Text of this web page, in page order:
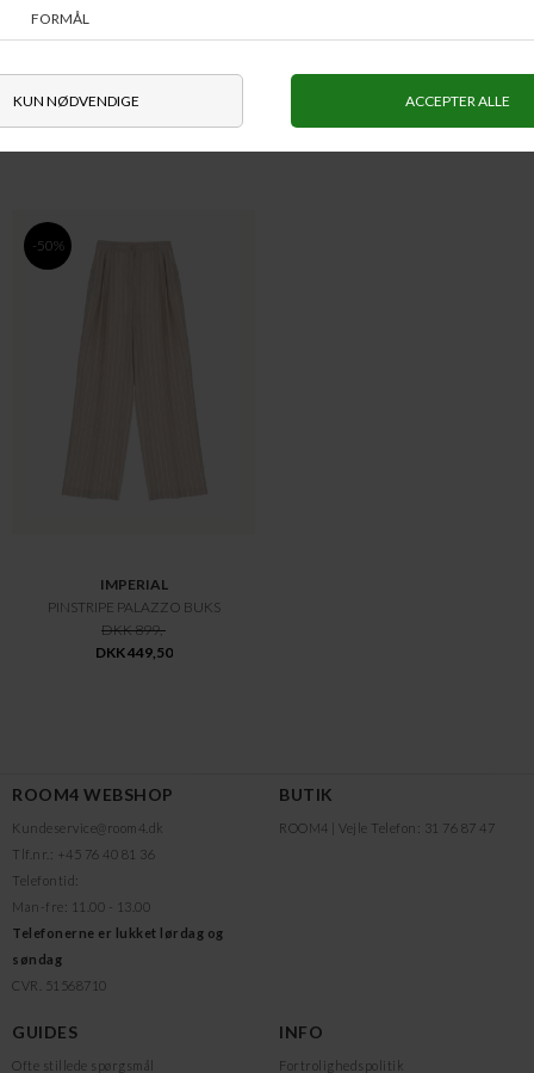
IMPERIAL
JV96 BLAZER SORT
IMPERIAL
P1AE BUKS
-50%
IMPERIAL
PINSTRIPE PALAZZO BUKS
DKK 899,-
DKK 449,50
ROOM4 WEBSHOP
Kundeservice@room4.dk
Tlf.nr.: +45 76 40 81 36
Telefontid:
Man-fre: 11.00 - 13.00
Telefonerne er lukket lørdag og
søndag
CVR. 51568710
BUTIK
ROOM4 | Vejle Telefon: 31 76 87 47
GUIDES
Ofte stillede spørgsmål
INFO
Fortrolighedspolitik